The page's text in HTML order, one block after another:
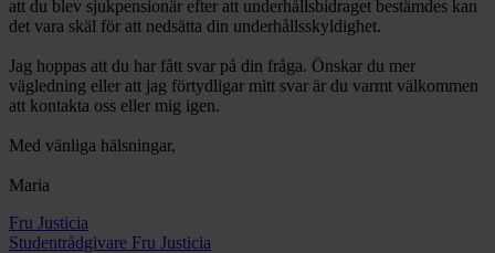
att du blev sjukpensionär efter att underhållsbidraget bestämdes kan
det vara skäl för att nedsätta din underhållsskyldighet.
Jag hoppas att du har fått svar på din fråga. Önskar du mer
vägledning eller att jag förtydligar mitt svar är du varmt välkommen
att kontakta oss eller mig igen.
Med vänliga hälsningar,
Maria
Fru Justicia
Studentrådgivare Fru Justicia